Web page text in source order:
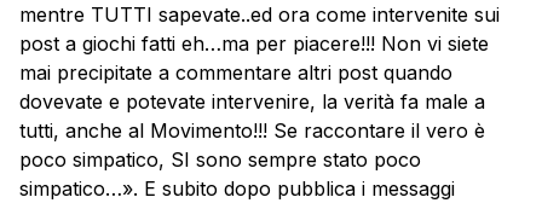
mentre TUTTI sapevate..ed ora come intervenite sui
post a giochi fatti eh…ma per piacere!!! Non vi siete
mai precipitate a commentare altri post quando
dovevate e potevate intervenire, la verità fa male a
tutti, anche al Movimento!!! Se raccontare il vero è
poco simpatico, SI sono sempre stato poco
simpatico…». E subito dopo pubblica i messaggi